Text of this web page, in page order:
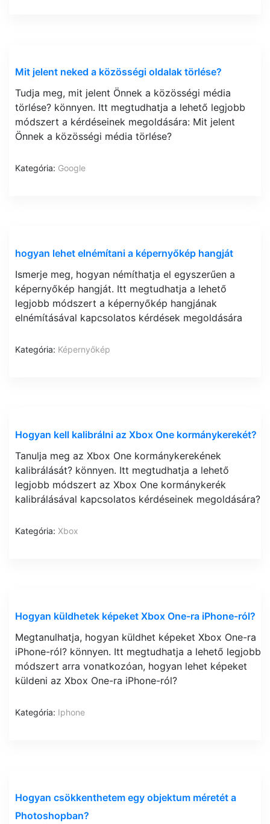
Mit jelent neked a közösségi oldalak törlése?
Tudja meg, mit jelent Önnek a közösségi média
törlése? könnyen. Itt megtudhatja a lehető legjobb
módszert a kérdéseinek megoldására: Mit jelent
Önnek a közösségi média törlése?
Kategória: Google
hogyan lehet elnémítani a képernyőkép hangját
Ismerje meg, hogyan némíthatja el egyszerűen a
képernyőkép hangját. Itt megtudhatja a lehető
legjobb módszert a képernyőkép hangjának
elnémításával kapcsolatos kérdések megoldására
Kategória: Képernyőkép
Hogyan kell kalibrálni az Xbox One kormánykerekét?
Tanulja meg az Xbox One kormánykerekének
kalibrálását? könnyen. Itt megtudhatja a lehető
legjobb módszert az Xbox One kormánykerék
kalibrálásával kapcsolatos kérdéseinek megoldására?
Kategória: Xbox
Hogyan küldhetek képeket Xbox One-ra iPhone-ról?
Megtanulhatja, hogyan küldhet képeket Xbox One-ra
iPhone-ról? könnyen. Itt megtudhatja a lehető legjobb
módszert arra vonatkozóan, hogyan lehet képeket
küldeni az Xbox One-ra iPhone-ról?
Kategória: Iphone
Hogyan csökkenthetem egy objektum méretét a
Photoshopban?